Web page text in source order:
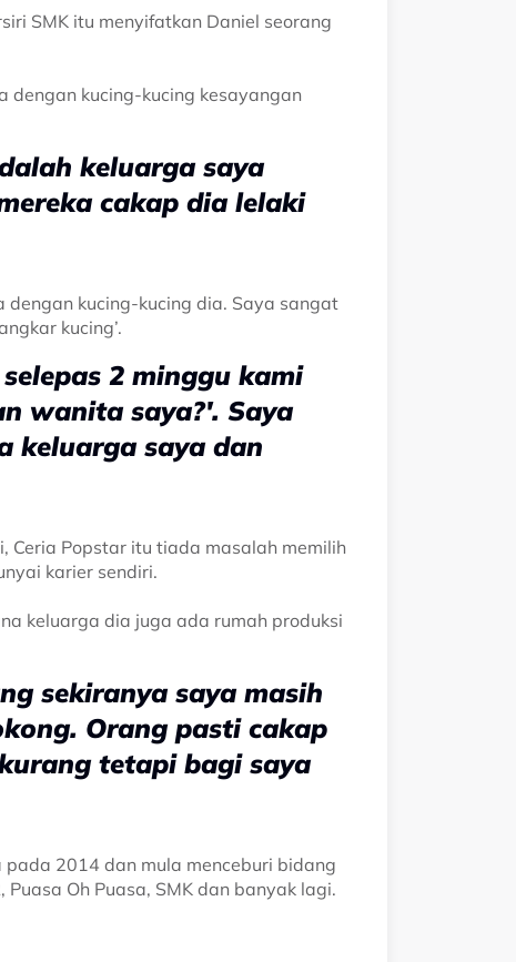
SMK itu menyifatkan Daniel seorang
dengan kucing-kucing kesayangan
keluarga saya
cakap dia lelaki
kucing-kucing dia. Saya sangat
kucing’.
2 minggu kami
wanita saya?'. Saya
keluarga saya dan
Ceria Popstar itu tiada masalah memilih
karier sendiri.
keluarga dia juga ada rumah produksi
sekiranya saya masih
Orang pasti cakap
tetapi bagi saya
pada 2014 dan mula menceburi bidang
Oh Puasa, SMK dan banyak lagi.